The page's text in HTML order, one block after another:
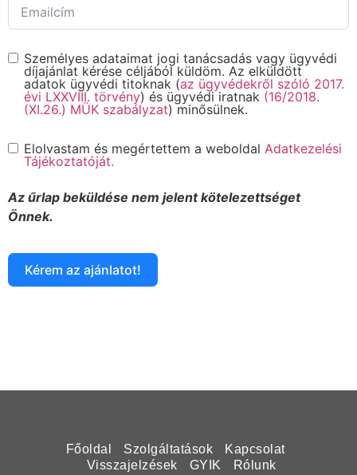
Személyes adataimat jogi tanácsadás vagy ügyvédi
díjajánlat kérése céljából küldöm. Az elküldött
adatok ügyvédi titoknak (az ügyvédekről szóló 2017.
évi LXXVIII. törvény) és ügyvédi iratnak (16/2018.
(XI.26.) MÜK szabályzat) minősülnek.
Elolvastam és megértettem a weboldal Adatkezelési
Tájékoztatóját.
Az űrlap beküldése nem jelent kötelezettséget
Önnek.
Kérem az ajánlatot!
Főoldal Szolgáltatások
Kapcsolat
Visszajelzések
GYIK Rólunk